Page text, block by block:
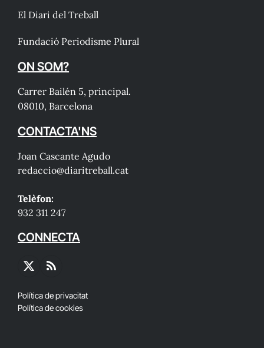
El Diari del Treball
Fundació Periodisme Plural
ON SOM?
Carrer Bailén 5, principal.
08010, Barcelona
CONTACTA'NS
Joan Cascante Agudo
redaccio@diaritreball.cat
Telèfon:
932 311 247
CONNECTA
X
RSS
Política de privacitat
Política de cookies